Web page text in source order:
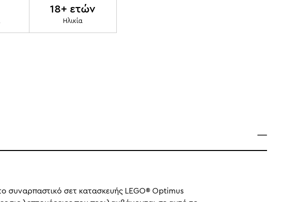
18+ ετών
Ηλικία
συναρπαστικό σετ κατασκευής LEGO® Optimus